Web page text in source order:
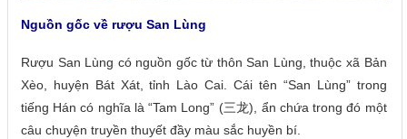
Nguồn gốc về rượu San Lùng
Rượu San Lùng có nguồn gốc từ thôn San Lùng, thuộc xã Bản
Xèo, huyện Bát Xát, tỉnh Lào Cai. Cái tên “San Lùng” trong
tiếng Hán có nghĩa là “Tam Long” (三龙), ẩn chứa trong đó một
câu chuyện truyền thuyết đầy màu sắc huyền bí.